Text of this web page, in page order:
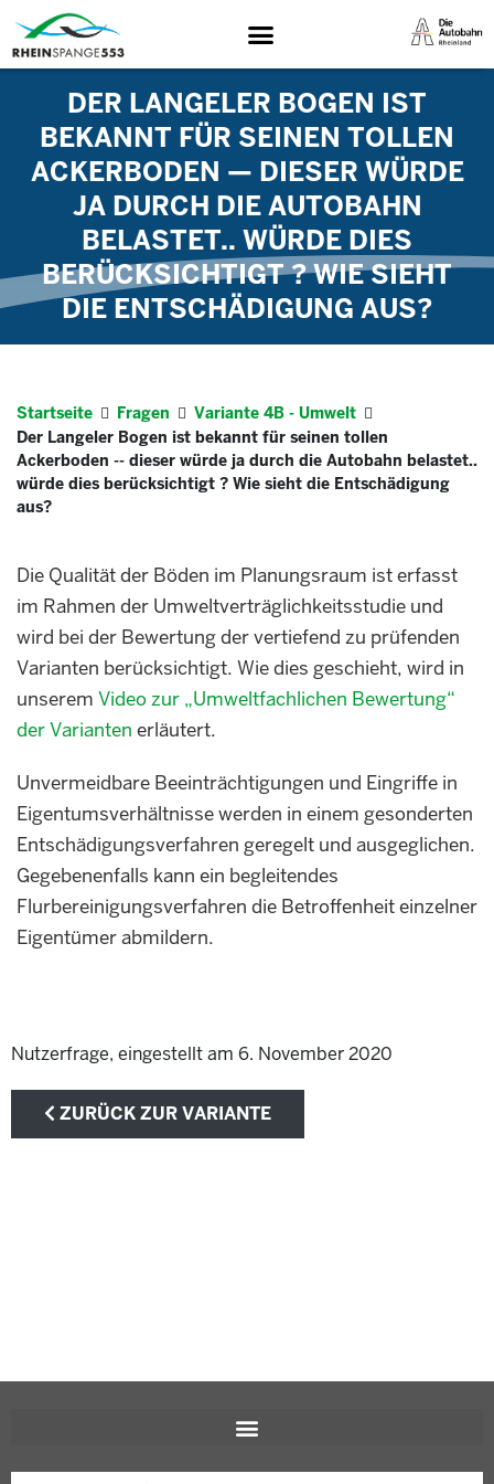
DER LANGELER BOGEN IST
BEKANNT FÜR SEINEN TOLLEN
ACKERBODEN — DIESER WÜRDE
JA DURCH DIE AUTOBAHN
BELASTET.. WÜRDE DIES
BERÜCKSICHTIGT ? WIE SIEHT
DIE ENTSCHÄDIGUNG AUS?
Startseite Fragen
Variante 4B - Umwelt
Der Langeler Bogen ist bekannt für seinen tollen
Ackerboden -- dieser würde ja durch die Autobahn belastet..
würde dies berücksichtigt ? Wie sieht die Entschädigung
aus?
Die Qualität der Böden im Planungsraum ist erfasst
im Rahmen der Umweltverträglichkeitsstudie und
wird bei der Bewertung der vertiefend zu prüfenden
Varianten berücksichtigt. Wie dies geschieht, wird in
unserem Video zur „Umweltfachlichen Bewertung“
der Varianten erläutert.
Unvermeidbare Beeinträchtigungen und Eingriffe in
Eigentumsverhältnisse werden in einem gesonderten
Entschädigungsverfahren geregelt und ausgeglichen.
Gegebenenfalls kann ein begleitendes
Flurbereinigungsverfahren die Betroffenheit einzelner
Eigentümer abmildern.
Nutzerfrage, eingestellt am 6. November 2020
ZURÜCK ZUR VARIANTE